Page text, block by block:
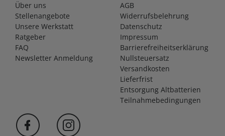
Über uns
Stellenangebote
Unsere Werkstatt
Ratgeber
FAQ
Newsletter Anmeldung
AGB
Widerrufsbelehrung
Datenschutz
Impressum
Barrierefreiheitserklärung
Nullsteuersatz
Versandkosten
Lieferfrist
Entsorgung Altbatterien
Teilnahmebedingungen